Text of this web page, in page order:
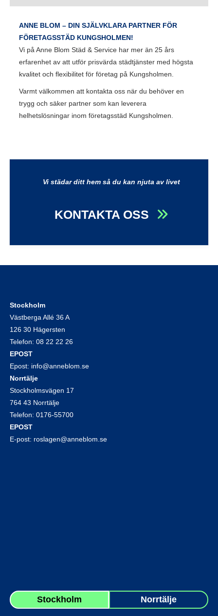
ANNE BLOM – DIN SJÄLVKLARA PARTNER FÖR
FÖRETAGSSTÄD KUNGSHOLMEN!
Vi på Anne Blom Städ & Service har mer än 25 års
erfarenhet av att utför prisvärda städtjänster med högsta
kvalitet och flexibilitet för företag på Kungsholmen.
Varmt välkommen att kontakta oss när du behöver en
trygg och säker partner som kan leverera
helhetslösningar inom företagsstäd Kungsholmen.
Vi städar ditt hem så du kan njuta av livet
KONTAKTA OSS
Stockholm
Västberga Allé 36 A
126 30 Hägersten
Telefon: 08 22 22 26
EPOST
Epost: info@anneblom.se
Norrtälje
Stockholmsvägen 17
764 43 Norrtälje
Telefon: 0176-55700
EPOST
E-post: roslagen@anneblom.se
Stockholm Norrtälje